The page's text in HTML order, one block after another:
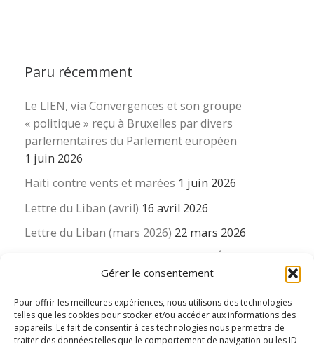
Gérer le consentement
Pour offrir les meilleures expériences, nous utilisons des technologies
telles que les cookies pour stocker et/ou accéder aux informations des
appareils. Le fait de consentir à ces technologies nous permettra de
traiter des données telles que le comportement de navigation ou les ID
Paru récemment
Le LIEN, via Convergences et son groupe
« politique » reçu à Bruxelles par divers
parlementaires du Parlement européen
1 juin 2026
Haïti contre vents et marées 1 juin 2026
Lettre du Liban (avril) 16 avril 2026
Lettre du Liban (mars 2026) 22 mars 2026
La revue « Educateur » décapitée ? L’Éducation
nouvelle et ses liens avec la revue du Syndicat
16 mars 2026